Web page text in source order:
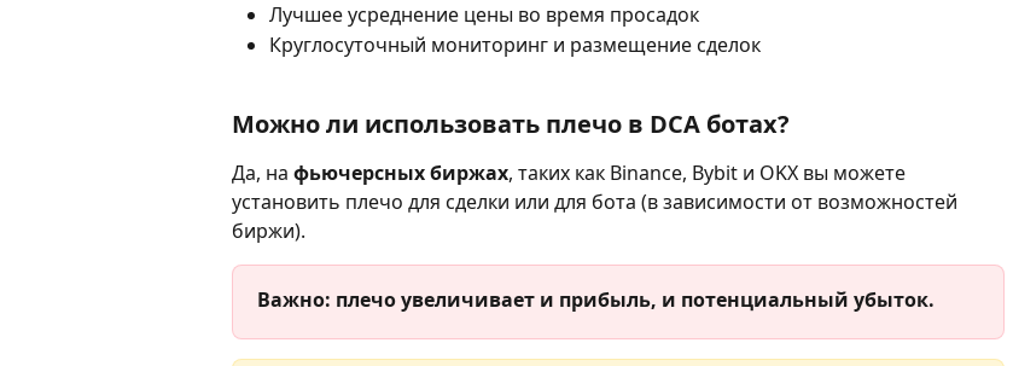
Лучшее усреднение цены во время просадок
Круглосуточный мониторинг и размещение сделок
Можно ли использовать плечо в DCA ботах?
Да, на фьючерсных биржах, таких как Binance, Bybit и OKX вы можете
установить плечо для сделки или для бота (в зависимости от возможностей
биржи).
Важно: плечо увеличивает и прибыль, и потенциальный убыток.